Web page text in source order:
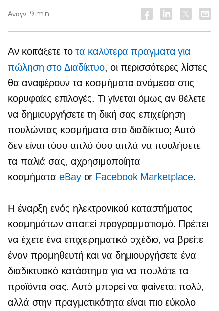
Αναγν. 9 min
Αν κοιτάξετε τοτα καλύτερα πράγματα για
πώληση στο Διαδίκτυο, οι περισσότερες λίστες
θα αναφέρουν τα κοσμήματα ανάμεσα στις
κορυφαίες επιλογές. Τι γίνεται όμως αν θέλετε
να δημιουργήσετε τη δική σας επιχείρηση
πουλώντας κοσμήματα στο διαδίκτυο; Αυτό
δεν είναι τόσο απλό όσο απλά να πουλήσετε
τα παλιά σας, αχρησιμοποίητα
κοσμήματαeBayor Facebook Marketplace.
Η έναρξη ενός ηλεκτρονικού καταστήματος
κοσμημάτων απαιτεί προγραμματισμό. Πρέπει
να έχετε ένα επιχειρηματικό σχέδιο, να βρείτε
έναν προμηθευτή και να δημιουργήσετε ένα
διαδικτυακό κατάστημα για να πουλάτε τα
προϊόντα σας. Αυτό μπορεί να φαίνεται πολύ,
αλλά στην πραγματικότητα είναι πιο εύκολο